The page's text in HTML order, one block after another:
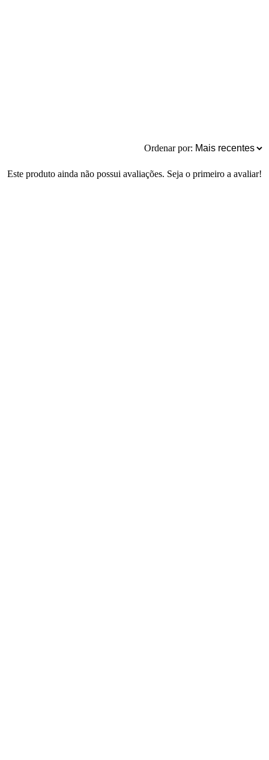
Ordenar por:
Este produto ainda não possui avaliações. Seja o primeiro a avaliar!